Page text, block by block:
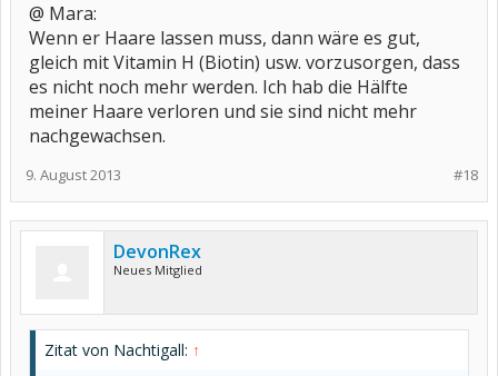
@ Mara:
Wenn er Haare lassen muss, dann wäre es gut,
gleich mit Vitamin H (Biotin) usw. vorzusorgen, dass
es nicht noch mehr werden. Ich hab die Hälfte
meiner Haare verloren und sie sind nicht mehr
nachgewachsen.
#18
9. August 2013
DevonRex
Neues Mitglied
Zitat von Nachtigall: ↑